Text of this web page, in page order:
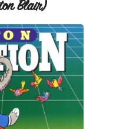
Blair)